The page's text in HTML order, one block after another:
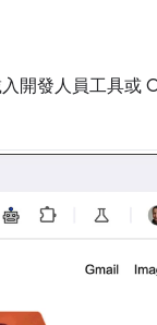
開發人員工具或